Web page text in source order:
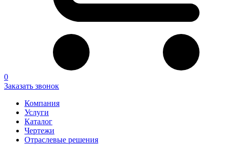
0
Заказать звонок
Компания
Услуги
Каталог
Чертежи
Отраслевые решения